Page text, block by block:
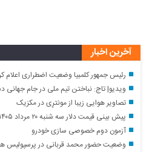
آخرین اخبار
رئیس جمهور کلمبیا وضعیت اضطراری اعلام
ویدیو| تاج: نباختن تیم ملی در جام جهانی دستاورد بود/ گل
تصاویر هوایی زیبا از مونترِی در مکزیک
پیش‌ بینی قیمت دلار سه شنبه ۲۰ مرداد ۱۴۰۵ / احتمال عقب‌نشینی به این بازه قیمتی
آزمون دوم خصوصی سازی خودرو
وضعیت حضور محمد قربانی در